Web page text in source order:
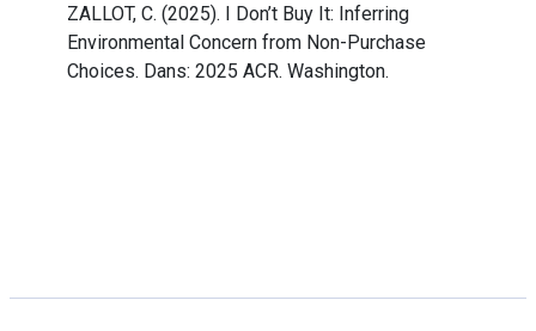
ZALLOT, C. (2025). I Don’t Buy It: Inferring
Environmental Concern from Non-Purchase
Choices. Dans: 2025 ACR. Washington.